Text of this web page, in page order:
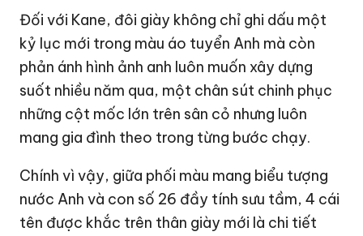
Đối với Kane, đôi giày không chỉ ghi dấu một
kỷ lục mới trong màu áo tuyển Anh mà còn
phản ánh hình ảnh anh luôn muốn xây dựng
suốt nhiều năm qua, một chân sút chinh phục
những cột mốc lớn trên sân cỏ nhưng luôn
mang gia đình theo trong từng bước chạy.
Chính vì vậy, giữa phối màu mang biểu tượng
nước Anh và con số 26 đầy tính sưu tầm, 4 cái
tên được khắc trên thân giày mới là chi tiết